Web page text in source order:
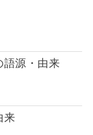
語源・由来
来